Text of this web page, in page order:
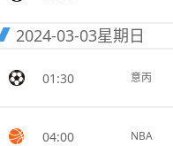
2024-03-03星期日
01:30 意丙
04:00 NBA